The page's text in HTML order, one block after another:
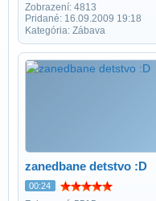
Zobrazení: 4813
Pridané: 16.09.2009 19:18
Kategória: Zábava
zanedbane detstvo :D
00:24